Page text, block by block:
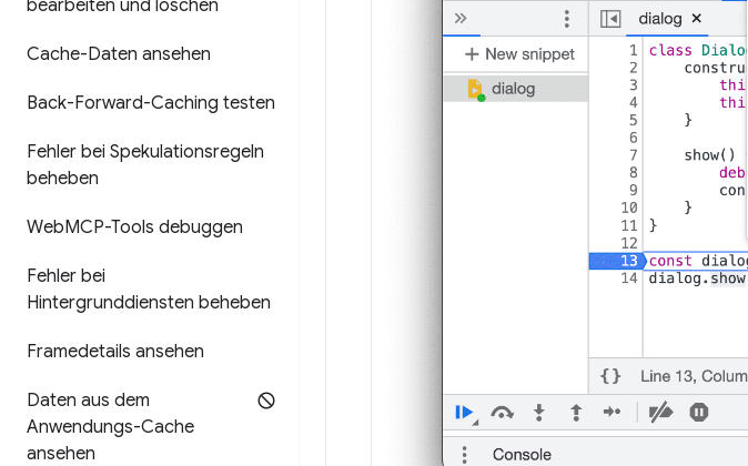
bearbeiten und löschen
Cache-Daten ansehen
Back-Forward-Caching testen
Fehler bei Spekulationsregeln
beheben
WebMCP-Tools debuggen
Fehler bei
Hintergrunddiensten beheben
Framedetails ansehen
Daten aus dem
Anwendungs-Cache
ansehen